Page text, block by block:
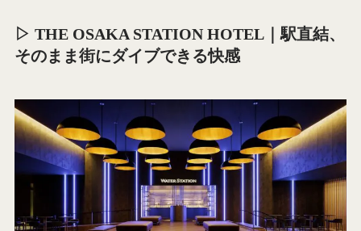
▷ THE OSAKA STATION HOTEL｜駅直結、
そのまま街にダイブできる快感